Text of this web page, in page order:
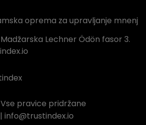
oprema za upravljanje mnenj
Lechner Ödön fasor 3.
pravice pridržane
| info@trustindex.io